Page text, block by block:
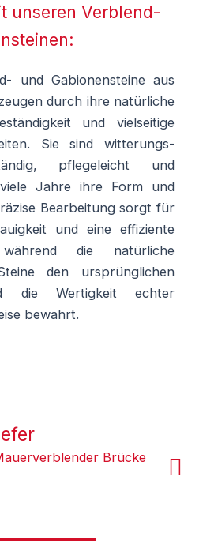
unseren Verblend-
und Gabionensteine aus
durch ihre natürliche
und vielseitige
Sie sind witterungs-
pflegeleicht und
Jahre ihre Form und
Bearbeitung sorgt für
und eine effiziente
während die natürliche
den ursprünglichen
die Wertigkeit echter
bewahrt.